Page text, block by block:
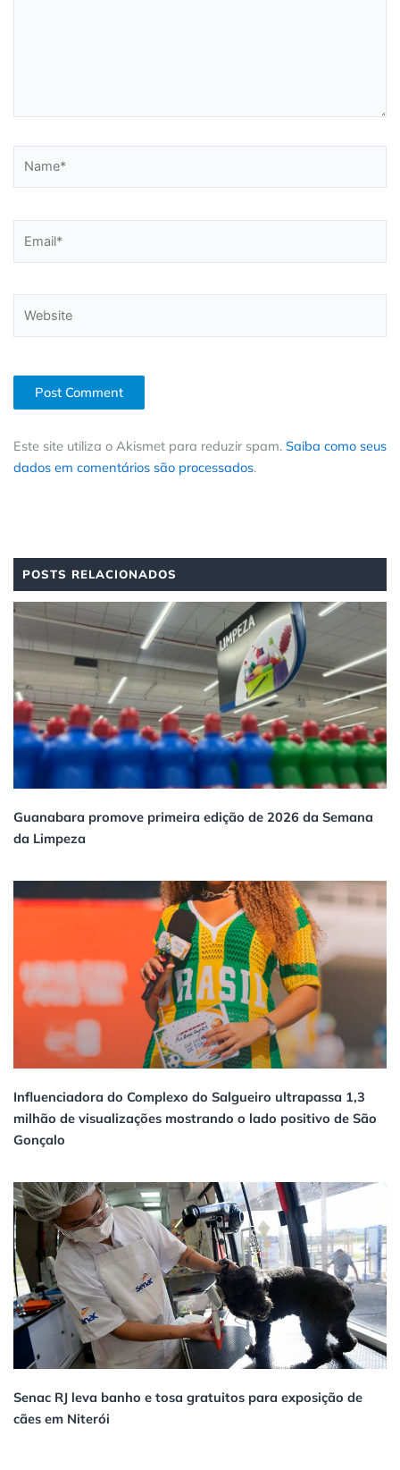
Este site utiliza o Akismet para reduzir spam. Saiba como seus
dados em comentários são processados.
POSTS RELACIONADOS
Guanabara promove primeira edição de 2026 da Semana
da Limpeza
Influenciadora do Complexo do Salgueiro ultrapassa 1,3
milhão de visualizações mostrando o lado positivo de São
Gonçalo
Senac RJ leva banho e tosa gratuitos para exposição de
cães em Niterói